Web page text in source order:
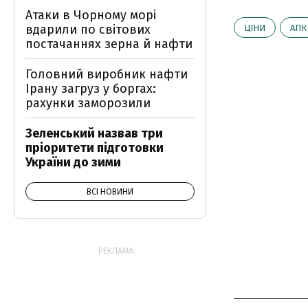
ЦІНИ АПК
Атаки в Чорному морі
вдарили по світових
постачаннях зерна й нафти
Головний виробник нафти
Ірану загруз у боргах:
рахунки заморозили
Зеленський назвав три
пріоритети підготовки
України до зими
ВСІ НОВИНИ
РЕКЛАМА: